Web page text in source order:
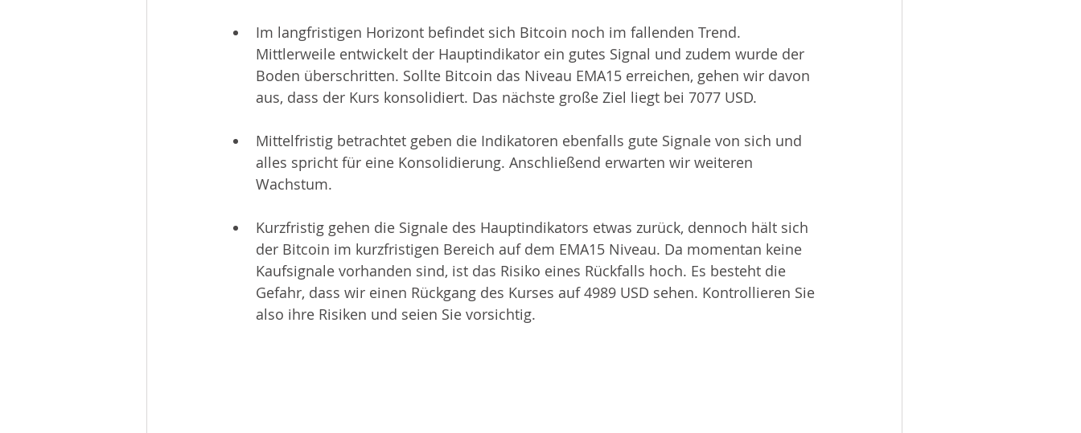
Im langfristigen Horizont befindet sich Bitcoin noch im fallenden Trend.
Mittlerweile entwickelt der Hauptindikator ein gutes Signal und zudem wurde der
Boden überschritten. Sollte Bitcoin das Niveau EMA15 erreichen, gehen wir davon
aus, dass der Kurs konsolidiert. Das nächste große Ziel liegt bei 7077 USD.
Mittelfristig betrachtet geben die Indikatoren ebenfalls gute Signale von sich und
alles spricht für eine Konsolidierung. Anschließend erwarten wir weiteren
Wachstum.
Kurzfristig gehen die Signale des Hauptindikators etwas zurück, dennoch hält sich
der Bitcoin im kurzfristigen Bereich auf dem EMA15 Niveau. Da momentan keine
Kaufsignale vorhanden sind, ist das Risiko eines Rückfalls hoch. Es besteht die
Gefahr, dass wir einen Rückgang des Kurses auf 4989 USD sehen. Kontrollieren Sie
also ihre Risiken und seien Sie vorsichtig.